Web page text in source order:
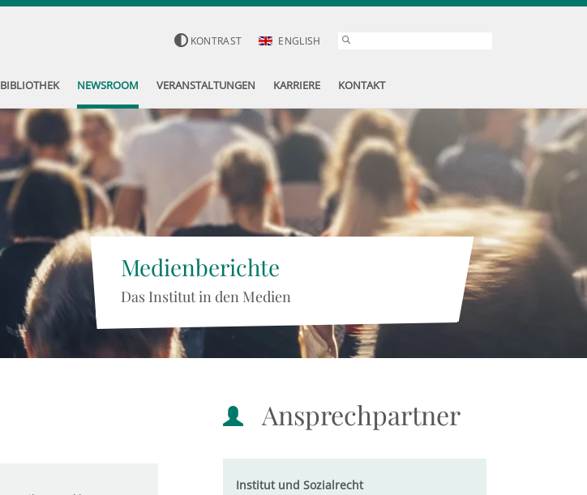
KONTRAST ENGLISH
BIBLIOTHEK NEWSROOM VERANSTALTUNGEN KARRIERE KONTAKT
Medienberichte
Das Institut in den Medien
Ansprechpartner
Institut und Sozialrecht